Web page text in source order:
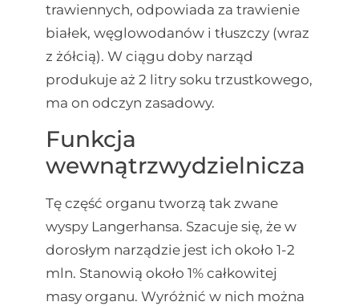
trawiennych, odpowiada za trawienie
białek, węglowodanów i tłuszczy (wraz
z żółcią). W ciągu doby narząd
produkuje aż 2 litry soku trzustkowego,
ma on odczyn zasadowy.
Funkcja
wewnątrzwydzielnicza
Tę część organu tworzą tak zwane
wyspy Langerhansa. Szacuje się, że w
dorosłym narządzie jest ich około 1-2
mln. Stanowią około 1% całkowitej
masy organu. Wyróżnić w nich można